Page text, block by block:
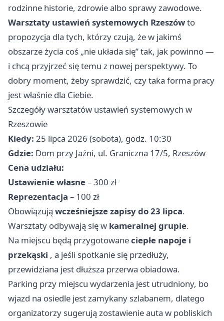
rodzinne historie, zdrowie albo sprawy zawodowe.
Warsztaty ustawień systemowych Rzeszówto
propozycja dla tych, którzy czują, że w jakimś
obszarze życia coś „nie układa się” tak, jak powinno —
i chcą przyjrzeć się temu z nowej perspektywy. To
dobry moment, żeby sprawdzić, czy taka forma pracy
jest właśnie dla Ciebie.
Szczegóły warsztatów ustawień systemowych w
Rzeszowie
Kiedy: 25 lipca 2026 (sobota), godz. 10:30
Gdzie: Dom przy Jaźni, ul. Graniczna 17/5, Rzeszów
Cena udziału:
Ustawienie własne– 300 zł
Reprezentacja – 100 zł
Obowiązują wcześniejsze zapisy do 23 lipca.
Warsztaty odbywają się w kameralnej grupie.
Na miejscu będą przygotowaneciepłe napoje i
przekąski , a jeśli spotkanie się przedłuży,
przewidziana jest dłuższa przerwa obiadowa.
Parking przy miejscu wydarzenia jest utrudniony, bo
wjazd na osiedle jest zamykany szlabanem, dlatego
organizatorzy sugerują zostawienie auta w pobliskich